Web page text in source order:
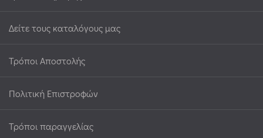
Δείτε τους καταλόγους μας
Τρόποι Αποστολής
Πολιτική Επιστροφών
Τρόποι παραγγελίας